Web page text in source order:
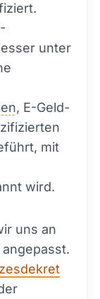
unter
, E-Geld-
mit
wird.
uns an